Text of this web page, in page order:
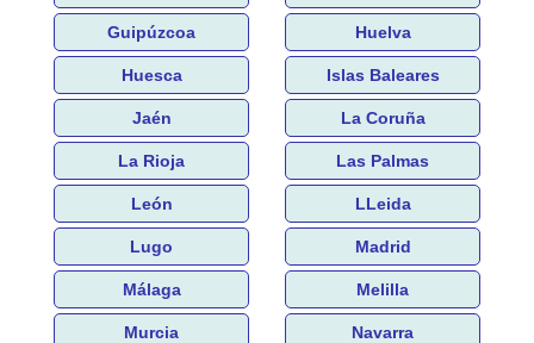
Guipúzcoa Huelva
Huesca Islas Baleares
Jaén La Coruña
La Rioja Las Palmas
León LLeida
Lugo Madrid
Málaga Melilla
Murcia Navarra